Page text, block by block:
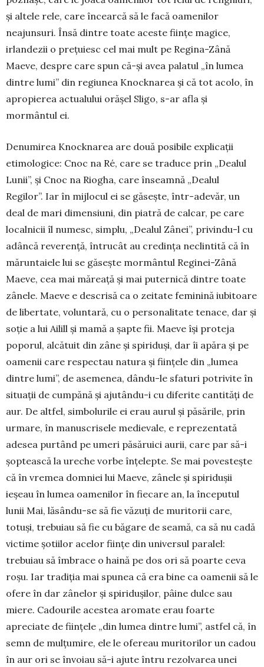
și altele rele, care încearcă să le facă oa­me­nilor
neajunsuri. Însă dintre toate aceste ființe magice,
irlandezii o prețuiesc cel mai mult pe Regina-Zână
Maeve, despre care spun că-și avea palatul „în lumea
dintre lumi” din regiu­nea Knock­na­rea și că tot acolo, în
apropierea actua­lului orășel Sligo, s-ar afla și
mormântul ei.
Denumirea Knocknarea are două posibile expli­cații
etimologice: Cnoc na Ré, care se traduce prin „Dealul
Lunii”, și Cnoc na Riogha, care înseam­nă „Dealul
Regilor”. Iar în mijlocul ei se găsește, într-adevăr, un
deal de mari dimensiuni, din piatră de calcar, pe care
localnicii îl numesc, simplu, „Dealul Zânei”, privindu-l cu
adâncă reverență, întrucât au credința neclintită că în
măruntaiele lui se găsește mormântul Reginei-Zână
Maeve, cea mai măreață și mai puternică dintre toate
zânele. Maeve e descrisă ca o zeitate feminină iubitoare
de libertate, voluntară, cu o personalitate tenace, dar și
soție a lui Ailill și mamă a șapte fii. Maeve își proteja
poporul, alcătuit din zâne și spiriduși, dar îi apăra și pe
oamenii care respectau natura și ființele din „lumea
dintre lumi”, de asemenea, dându-le sfaturi potrivite în
situații de cumpănă și ajutându-i cu diferite cantități de
aur. De altfel, simbolurile ei erau aurul și păsările, prin
ur­mare, în manuscrisele medievale, e reprezentată
adesea purtând pe umeri păsăruici aurii, care par să-i
șoptească la ureche vorbe înțelep­te. Se mai poves­tește
că în vremea domniei lui Maeve, zânele și spiridușii
ieșeau în lumea oame­nilor în fiecare an, la în­ceputul
lunii Mai, lăsându-se să fie văzuți de mu­ritorii care,
totuși, trebuiau să fie cu băgare de seamă, ca să nu cadă
victime șotiilor acelor ființe din univer­sul paralel:
trebuiau să îmbrace o haină pe dos ori să poarte ceva
roșu. Iar tradiția mai spunea că era bine ca oamenii să le
ofere în dar zânelor și spiridușilor, pâine dulce sau
miere. Cadourile acestea aromate erau foarte
apreciate de ființele „din lumea dintre lumi”, astfel că, în
semn de mulțumire, ele le ofereau muritorilor un cadou
în aur ori se învoiau să-i ajute întru rezolvarea unei